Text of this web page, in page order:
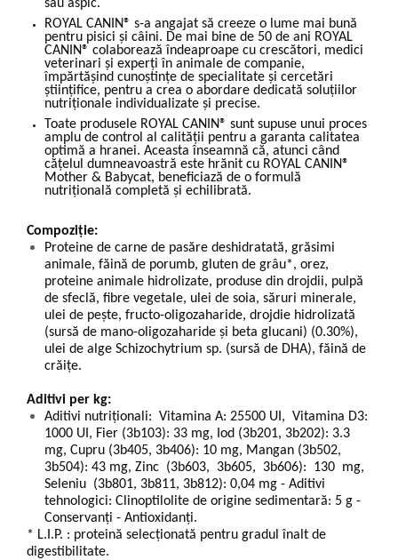
sau aspic.
ROYAL CANIN® s-a angajat să creeze o lume mai bună
pentru pisici și câini. De mai bine de 50 de ani ROYAL
CANIN® colaborează îndeaproape cu crescători, medici
veterinari și experți în animale de companie,
împărtășind cunoștințe de specialitate și cercetări
științifice, pentru a crea o abordare dedicată soluțiilor
nutriționale individualizate și precise.
Toate produsele ROYAL CANIN® sunt supuse unui proces
amplu de control al calității pentru a garanta calitatea
optimă a hranei. Aceasta înseamnă că, atunci când
cățelul dumneavoastră este hrănit cu ROYAL CANIN®
Mother & Babycat, beneficiază de o formulă
nutrițională completă și echilibrată.
Compoziție:
Proteine de carne de pasăre deshidratată, grăsimi
animale, făină de porumb, gluten de grâu*, orez,
proteine animale hidrolizate, produse din drojdii, pulpă
de sfeclă, fibre vegetale, ulei de soia, săruri minerale,
ulei de pește, fructo-oligozaharide, drojdie hidrolizată
(sursă de mano-oligozaharide și beta glucani) (0.30%),
ulei de alge Schizochytrium sp. (sursă de DHA), făină de
crăițe.
Aditivi per kg:
Aditivi nutriționali: Vitamina A: 25500 UI, Vitamina D3:
1000 UI, Fier (3b103): 33 mg, Iod (3b201, 3b202): 3.3
mg, Cupru (3b405, 3b406): 10 mg, Mangan (3b502,
3b504): 43 mg, Zinc (3b603, 3b605, 3b606): 130 mg,
Seleniu (3b801, 3b811, 3b812): 0,04 mg - Aditivi
tehnologici: Clinoptilolite de origine sedimentară: 5 g -
Conservanți - Antioxidanți.
* L.I.P. : proteină selecționată pentru gradul înalt de
digestibilitate.